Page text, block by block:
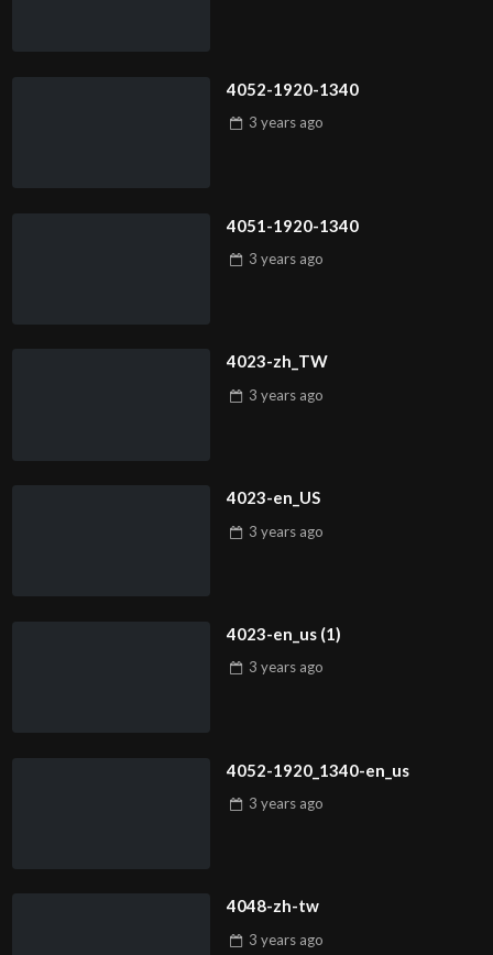
4052-1920-1340
3 years ago
4051-1920-1340
3 years ago
4023-zh_TW
3 years ago
4023-en_US
3 years ago
4023-en_us (1)
3 years ago
4052-1920_1340-en_us
3 years ago
4048-zh-tw
3 years ago